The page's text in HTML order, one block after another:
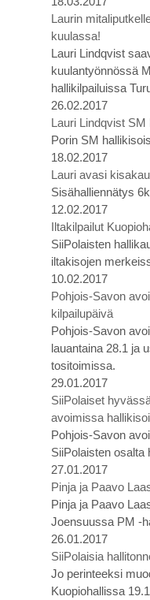
Laurin
kuulassa!
Lauri Lindqvist
kuulantyönnössä
hallikilpailuissa
26.02.2017
Lauri Lindqvist
Porin SM
18.02.2017
Lauri avasi
Sisähalliennätys
12.02.2017
Iltakilpailut
SiiPolaisten
iltakisojen
10.02.2017
Pohjois-Savon
kilpailupäivä
Pohjois-Savon
lauantaina 28.1 ja
tositoimissa.
29.01.2017
SiiPolaiset
avoimissa
Pohjois-Savon
SiiPolaisten osalta
27.01.2017
Pinja ja Paavo
Pinja ja Paavo
Joensuussa PM -
26.01.2017
SiiPolaisia
Jo perinteeksi
Kuopiohallissa 19.1